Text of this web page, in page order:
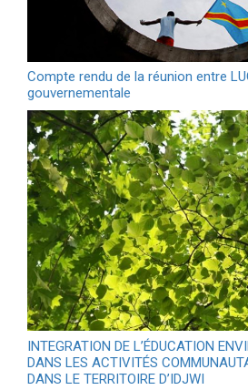
Compte rendu de la réunion entre
gouvernementale
INTEGRATION DE L’ÉDUCATION
DANS LES ACTIVITÉS
DANS LE TERRITOIRE D’IDJWI